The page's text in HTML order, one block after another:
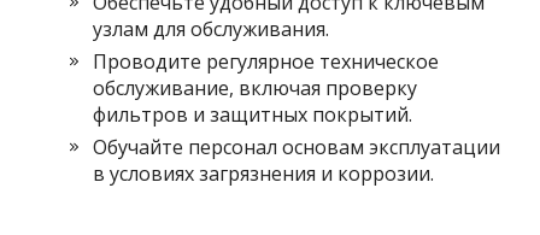
узлам для обслуживания.
Проводите регулярное техническое
обслуживание, включая проверку
фильтров и защитных покрытий.
Обучайте персонал основам эксплуатации
в условиях загрязнения и коррозии.